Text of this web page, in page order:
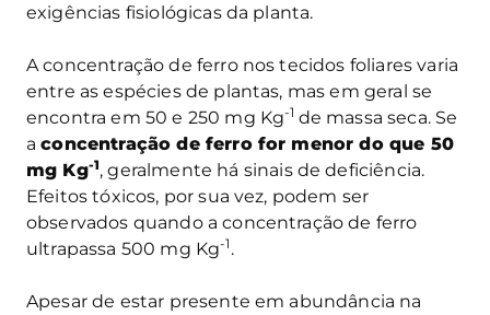
exigências fisiológicas da planta.
A concentração de ferro nos tecidos foliares varia
entre as espécies de plantas, mas em geral se
encontra em 50 e 250 mg Kg-1 de massa seca. Se
aconcentração de ferro for menor do que 50
mg Kg-1, geralmente há sinais de deficiência.
Efeitos tóxicos, por sua vez, podem ser
observados quando a concentração de ferro
ultrapassa 500 mg Kg-1 .
Apesar de estar presente em abundância na